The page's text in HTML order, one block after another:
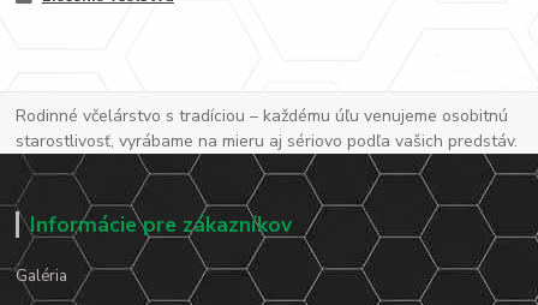
Rodinné včelárstvo s tradíciou – každému úľu venujeme osobitnú
starostlivosť, vyrábame na mieru aj sériovo podľa vašich predstáv.
Informácie pre zákazníkov
Galéria